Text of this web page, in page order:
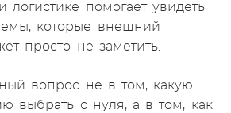
логистике помогает увидеть
которые внешний
просто не заметить.
вопрос не в том, какую
выбрать с нуля, а в том, как